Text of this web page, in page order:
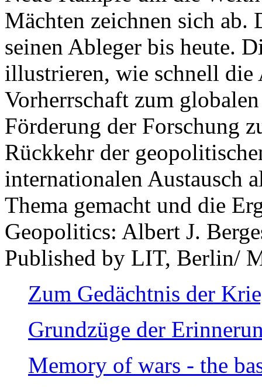
Mächten zeichnen sich
seinen Ableger bis heute.
illustrieren, wie schnell die
Vorherrschaft zum
Förderung der Forschung
Rückkehr der
internationalen Austausch
Thema gemacht und die
Geopolitics: Albert J.
Published by LIT, Berlin/
Zum Gedächtnis der
Grundzüge der
Memory of wars - the